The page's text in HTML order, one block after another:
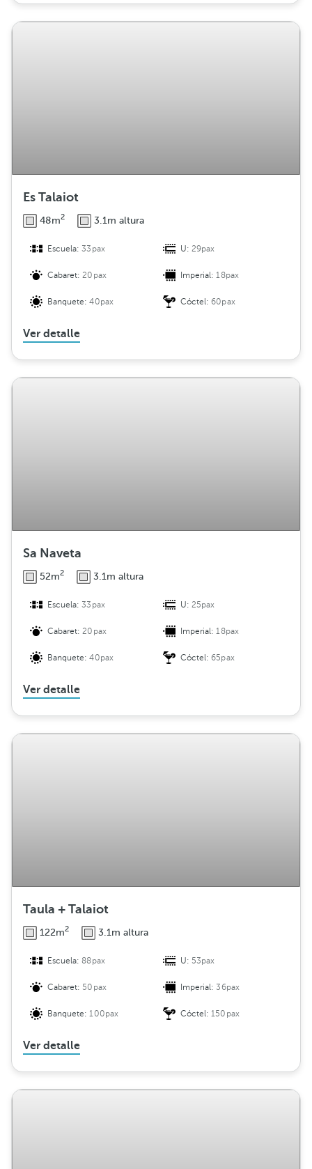
Es Talaiot
48m2 3.1m altura
Escuela:33pax U:29pax
Cabaret:20pax Imperial:18pax
Banquete:40pax Cóctel:60pax
Ver detalle
Sa Naveta
52m2 3.1m altura
Escuela:33pax U:25pax
Cabaret:20pax Imperial:18pax
Banquete:40pax Cóctel:65pax
Ver detalle
Taula + Talaiot
122m2 3.1m altura
Escuela:88pax U: 53pax
Cabaret: 50pax Imperial:36pax
Banquete:100pax Cóctel:150pax
Ver detalle